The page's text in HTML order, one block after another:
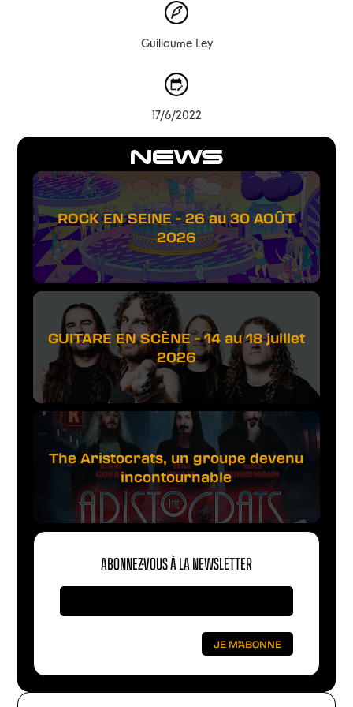
NEWS
ROCK EN SEINE - 26 au 30 AOÛT
2026
GUITARE EN SCÈNE - 14 au 18 juillet
2026
The Aristocrats, un groupe devenu
incontournable
ABONNEZ-VOUS À LA NEWSLETTER
Guillaume Ley
17/6/2022